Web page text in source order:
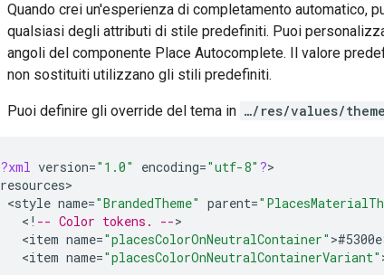
Quando crei un'esperienza di completamento automatico,
qualsiasi degli attributi di stile predefiniti. Puoi
angoli del componente Place Autocomplete. Il valore
non sostituiti utilizzano gli stili predefiniti.
Puoi definire gli override del tema in …/res/values/
?xml version="1.0" encoding="utf-8" ?>
resources
<style name="BrandedTheme" parent=
< ! -- Color tokens. --
<item name="placesColorOnNeutralContainer" >
<item name="placesColorOnNeutralContainerVariant"